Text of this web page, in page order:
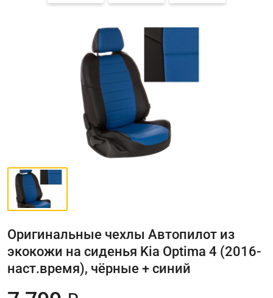
Оригинальные чехлы Автопилот из
экокожи на сиденья Kia Optima 4 (2016-
наст.время), чёрные + синий